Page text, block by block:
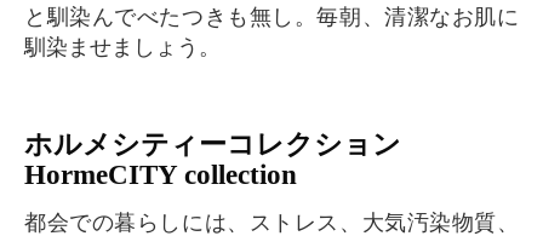
と馴染んでべたつきも無し。毎朝、清潔なお肌に
馴染ませましょう。
ホルメシティーコレクション
HormeCITY collection
都会での暮らしには、ストレス、大気汚染物質、